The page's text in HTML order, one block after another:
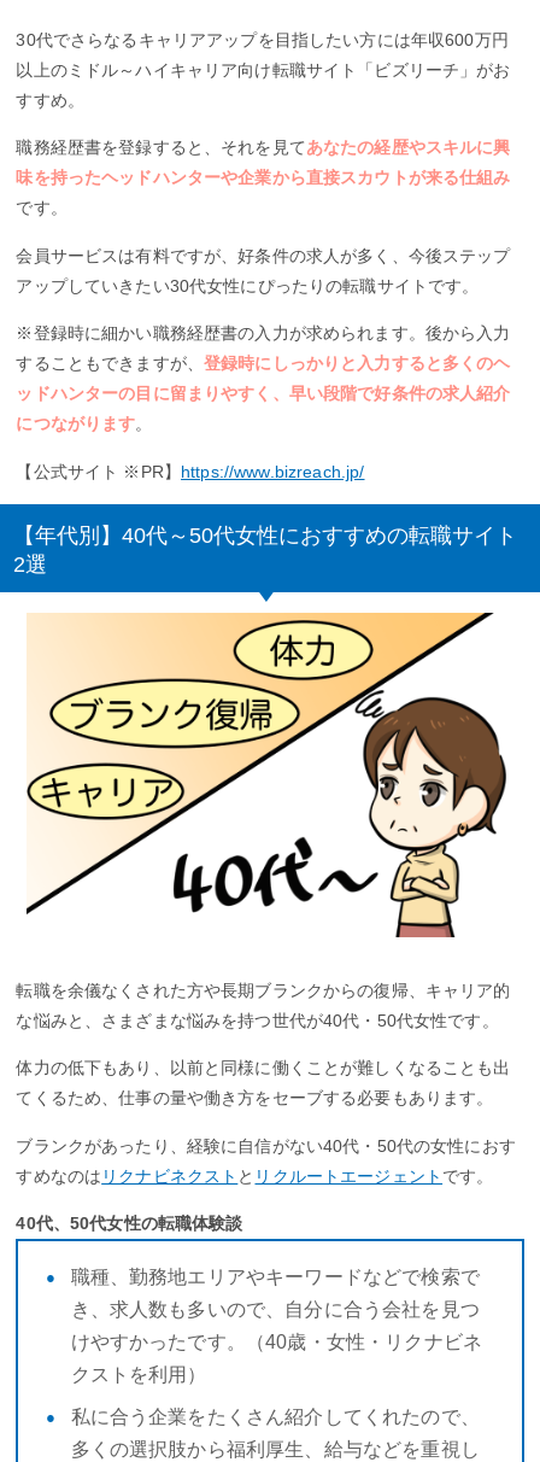
30代でさらなるキャリアアップを目指したい方には年収600万円
以上のミドル～ハイキャリア向け転職サイト「ビズリーチ」がお
すすめ。
職務経歴書を登録すると、それを見てあなたの経歴やスキルに興
味を持ったヘッドハンターや企業から直接スカウトが来る仕組み
です。
会員サービスは有料ですが、好条件の求人が多く、今後ステップ
アップしていきたい30代女性にぴったりの転職サイトです。
※登録時に細かい職務経歴書の入力が求められます。後から入力
することもできますが、登録時にしっかりと入力すると多くのヘ
ッドハンターの目に留まりやすく、早い段階で好条件の求人紹介
につながります。
【公式サイト ※PR】 https://www.bizreach.jp/
【年代別】40代～50代女性におすすめの転職サイト
2選
転職を余儀なくされた方や長期ブランクからの復帰、キャリア的
な悩みと、さまざまな悩みを持つ世代が40代・50代女性です。
体力の低下もあり、以前と同様に働くことが難しくなることも出
てくるため、仕事の量や働き方をセーブする必要もあります。
ブランクがあったり、経験に自信がない40代・50代の女性におす
すめなのは リクナビネクスト と リクルートエージェント です。
40代、50代女性の転職体験談
職種、勤務地エリアやキーワードなどで検索で
き、求人数も多いので、自分に合う会社を見つ
けやすかったです。（40歳・女性・リクナビネ
クストを利用）
私に合う企業をたくさん紹介してくれたので、
多くの選択肢から福利厚生、給与などを重視し